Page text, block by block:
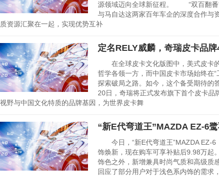
源领域迈向全球新征程。 “双百翻番”
与马自达这两家百年车企的深度合作与
质资源汇聚在一起，实现优势互补
定名RELY威麟，奇瑞皮卡品
在全球皮卡文化版图中，美式皮卡
哲学各领一方，而中国皮卡市场始终在“
探索破局之路。如今，这个备受期待
20日，奇瑞将正式发布旗下首个皮卡
视野与中国文化特质的品牌基因，为世界皮卡舞
“新E代弯道王”MAZDA EZ-6
今日，“新E代弯道王”MAZDA EZ-6
饰焕新，现在购车可享补贴后9.98万起
饰色之外，新增兼具时尚气质和高级质
回应了部分用户对于浅色系内饰的需求